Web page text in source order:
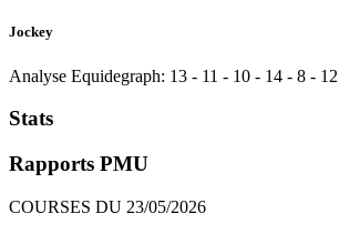
Jockey
Analyse Equidegraph: 13 - 11 - 10 - 14 - 8 - 12
Stats
Rapports PMU
COURSES DU 23/05/2026